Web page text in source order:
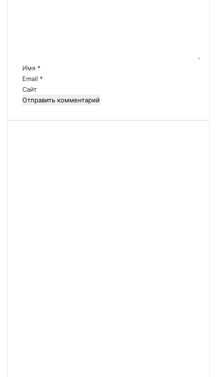
р
и
й
*
Имя *
Email *
Сайт